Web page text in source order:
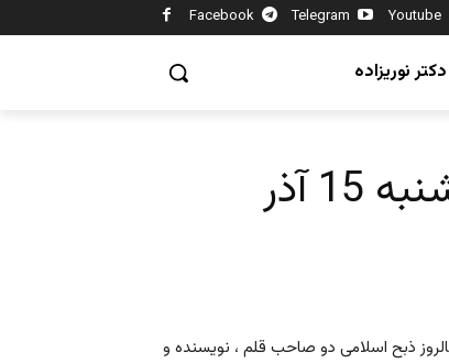
Facebook Telegram Youtube
نوریزاده
آذر
ذبح اسلامی دو صاحب قلم ، نویسنده و